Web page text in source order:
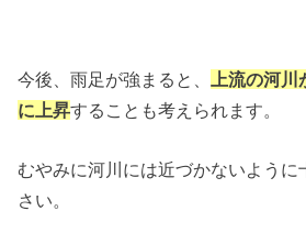
今後、雨足が強まると、
上流の河
に上昇することも考えられます。
むやみに河川には近づかないように
さい。